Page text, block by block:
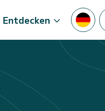
Entdecken